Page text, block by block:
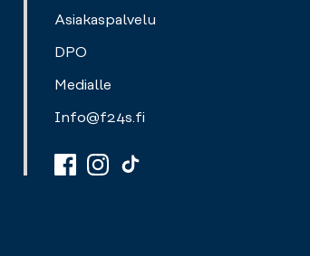
Asiakaspalvelu
DPO
Medialle
Info@f24s.fi